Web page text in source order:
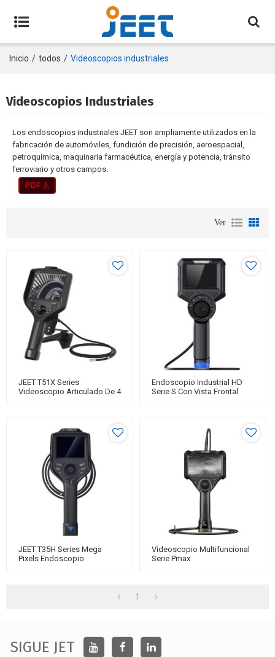
Inicio / todos / Videoscopios industriales
Videoscopios Industriales
Los endoscopios industriales JEET son ampliamente utilizados en la
fabricación de automóviles, fundición de precisión, aeroespacial,
petroquímica, maquinaria farmacéutica, energía y potencia, tránsito
ferroviario y otros campos.
Ver
JEET T51X Series
Videoscopio Articulado De 4
Tuberías, Boroscopio De
Inspección Visual Remota
Endoscopio Industrial HD
Serie S Con Vista Frontal
JEET T35H Series Mega
Pixels Endoscopio
Videoscopio Multifuncional
Serie Pmax
1
SIGUE JET